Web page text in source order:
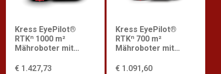
Kress EyePilot®
RTKⁿ 1000 m²
Mähroboter mit
€ 1.427,73
Kress EyePilot®
RTKⁿ 700 m²
Mähroboter mit
€ 1.091,60